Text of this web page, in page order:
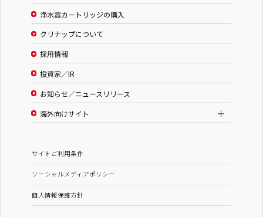
浄水器カートリッジの購入
クリナップについて
採用情報
投資家／IR
お知らせ／ニュースリリース
海外向けサイト
サイトご利用条件
ソーシャルメディアポリシー
個人情報保護方針